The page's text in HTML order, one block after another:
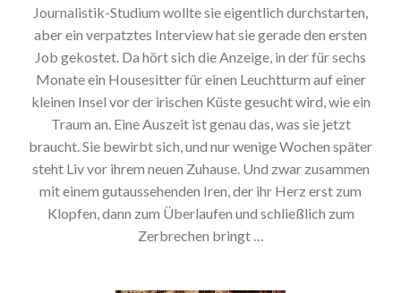
Journalistik-Studium wollte sie eigentlich durchstarten,
aber ein verpatztes Interview hat sie gerade den ersten
Job gekostet. Da hört sich die Anzeige, in der für sechs
Monate ein Housesitter für einen Leuchtturm auf einer
kleinen Insel vor der irischen Küste gesucht wird, wie ein
Traum an. Eine Auszeit ist genau das, was sie jetzt
braucht. Sie bewirbt sich, und nur wenige Wochen später
steht Liv vor ihrem neuen Zuhause. Und zwar zusammen
mit einem gutaussehenden Iren, der ihr Herz erst zum
Klopfen, dann zum Überlaufen und schließlich zum
Zerbrechen bringt …